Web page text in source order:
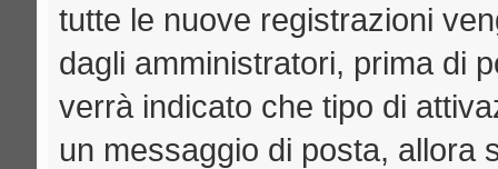
tutte le nuove registrazioni
dagli amministratori, prima di
verrà indicato che tipo di
un messaggio di posta, allora